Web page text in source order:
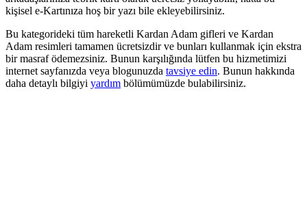
kişisel e-Kartınıza hoş bir yazı bile ekleyebilirsiniz.
Bu kategorideki tüm hareketli Kardan Adam gifleri ve Kardan
Adam resimleri tamamen ücretsizdir ve bunları kullanmak için ekstra
bir masraf ödemezsiniz. Bunun karşılığında lütfen bu hizmetimizi
internet sayfanızda veya blogunuzda tavsiye edin. Bunun hakkında
daha detaylı bilgiyi yardım bölümümüzde bulabilirsiniz.